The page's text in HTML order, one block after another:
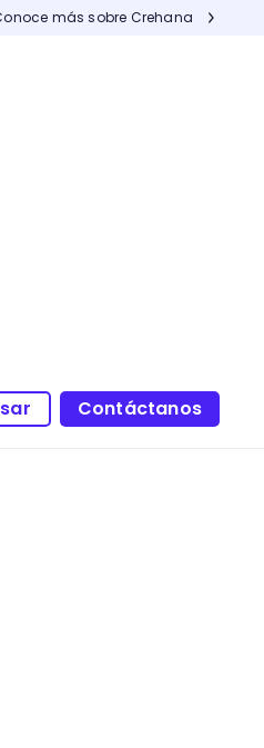
más sobre Crehana
Contáctanos